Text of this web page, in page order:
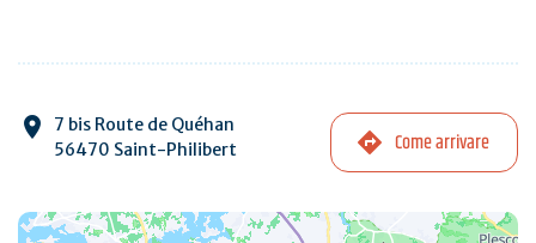
7 bis Route de Quéhan
56470 Saint-Philibert
Come arrivare